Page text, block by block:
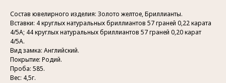
Состав ювелирного изделия: Золото желтое, Бриллианты.
Вставки: 4 круглых натуральных бриллиантов 57 граней 0,22 карата
4/5А; 44 круглых натуральных бриллиантов 57 граней 0,20 карат
4/5А.
Вид замка: Английский.
Покрытие: Родий.
Проба: 585.
Вес: 4,5г.